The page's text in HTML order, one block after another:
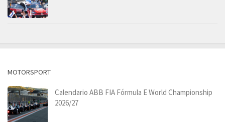
MOTORSPORT
Calendario ABB FIA Fórmula E World Championship
2026/27